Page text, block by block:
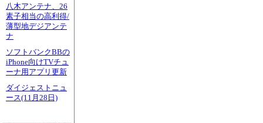
八木アンテナ、26
素子相当の高利得/
薄型地デジアンテ
ナ
ソフトバンクBBの
iPhone向けTVチュ
ーナ用アプリ更新
ダイジェストニュ
ース(11月28日)